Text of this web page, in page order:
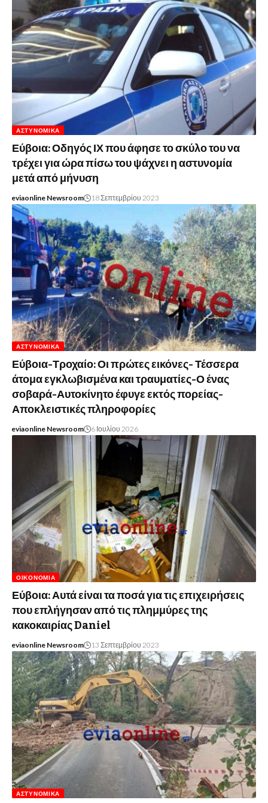
ΑΣΤΥΝΟΜΙΚΆ
Εύβοια: Οδηγός ΙΧ που άφησε το σκύλο του να
τρέχει για ώρα πίσω του ψάχνει η αστυνομία
μετά από μήνυση
eviaonline Newsroom 18 Σεπτεμβρίου 2023
ΑΣΤΥΝΟΜΙΚΆ
Εύβοια-Τροχαίο: Οι πρώτες εικόνες- Τέσσερα
άτομα εγκλωβισμένα και τραυματίες-Ο ένας
σοβαρά-Αυτοκίνητο έφυγε εκτός πορείας-
Αποκλειστικές πληροφορίες
eviaonline Newsroom 6 Ιουλίου 2026
ΟΙΚΟΝΟΜΊΑ
Εύβοια: Αυτά είναι τα ποσά για τις επιχειρήσεις
που επλήγησαν από τις πλημμύρες της
κακοκαιρίας Daniel
eviaonline Newsroom 13 Σεπτεμβρίου 2023
ΑΣΤΥΝΟΜΙΚΆ